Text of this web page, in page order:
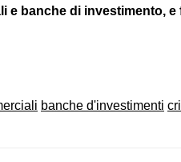
e banche di investimento,
banche d'investimenti